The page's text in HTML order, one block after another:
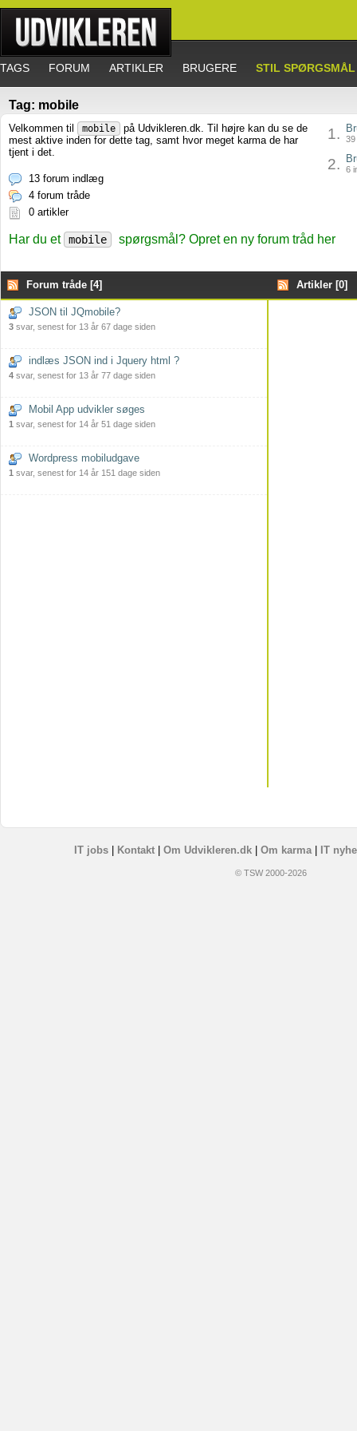
TAGS FORUM ARTIKLER BRUGERE STIL SPØRGSMÅL
Tag: mobile
Velkommen til mobile
på Udvikleren.dk. Til højre kan du se de
mest aktive inden for dette tag, samt hvor meget karma de har
tjent i det.
13 forum indlæg
4 forum tråde
0 artikler
1.
2. 6
Har du et mobile spørgsmål? Opret en ny forum tråd her
Forum tråde [4] Artikler [0]
JSON til JQmobile?
3 svar, senest for 13 år 67 dage siden
indlæs JSON ind i Jquery html ?
4 svar, senest for 13 år 77 dage siden
Mobil App udvikler søges
1 svar, senest for 14 år 51 dage siden
Wordpress mobiludgave
1 svar, senest for 14 år 151 dage siden
IT jobs| Kontakt| Om Udvikleren.dk| Om karma| IT
© TSW 2000-2026